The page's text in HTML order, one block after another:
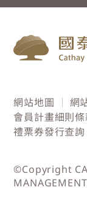
網站地圖
網
會員計畫細則條
禮票券發行查詢
©Copyright